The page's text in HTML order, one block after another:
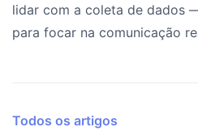
lidar com a coleta de dados
para focar na comunicação
Todos os artigos